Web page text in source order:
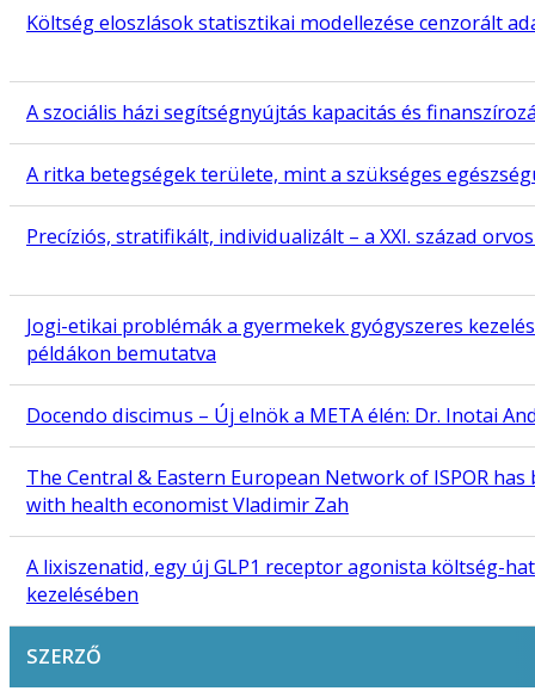
Költség eloszlások statisztikai modellezése cenzorált
A szociális házi segítségnyújtás kapacitás és
A ritka betegségek területe, mint a szükséges
Precíziós, stratifikált, individualizált – a XXI. század
Jogi-etikai problémák a gyermekek gyógyszeres
példákon bemutatva
Docendo discimus – Új elnök a META élén: Dr. Inotai
The Central & Eastern European Network of ISPOR
with health economist Vladimir Zah
A lixiszenatid, egy új GLP1 receptor agonista költség-
kezelésében
SZERZŐ